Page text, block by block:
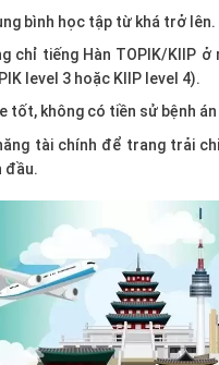
bình học tập từ khá trở lên.
chỉ tiếng Hàn TOPIK/KIIP
level 3 hoặc KIIP level 4).
tốt, không có tiền sử bệnh án
tài chính để trang trải
đầu.